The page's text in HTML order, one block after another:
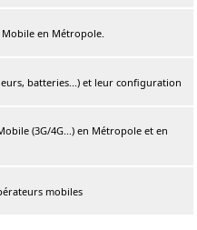
en Métropole.
batteries...) et leur configuration
(3G/4G...) en Métropole et en
mobiles